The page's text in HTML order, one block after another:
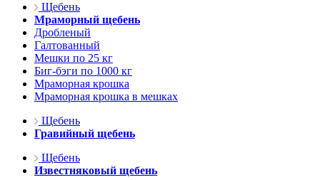
Щебень
Мраморный щебень
Дробленый
Галтованный
Мешки по 25 кг
Биг-бэги по 1000 кг
Мраморная крошка
Мраморная крошка в мешках
Щебень
Гравийный щебень
Щебень
Известняковый щебень